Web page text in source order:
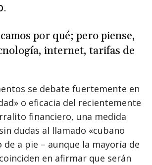
por qué; pero piense,
internet, tarifas de
se debate fuertemente en
o eficacia del recientemente
financiero, una medida
dudas al llamado «cubano
de a pie – aunque la mayoría de
en afirmar que serán